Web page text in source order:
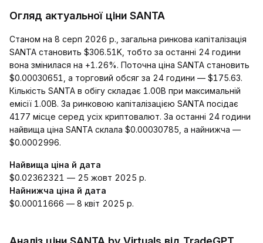
Огляд актуальної ціни SANTA
Станом на 8 серп 2026 р., загальна ринкова капіталізація
SANTA становить $306.51K, тобто за останні 24 години
вона змінилася на +1.26%. Поточна ціна SANTA становить
$0.00030651, а торговий обсяг за 24 години — $175.63.
Кількість SANTA в обігу складає 1.00B при максимальній
емісії 1.00B. За ринковою капіталізацією SANTA посідає
4177 місце серед усіх криптовалют. За останні 24 години
найвища ціна SANTA склала $0.00030785, а найнижча —
$0.0002996.
Найвища ціна й дата
$0.02362321 — 25 жовт 2025 р.
Найнижча ціна й дата
$0.00011666 — 8 квіт 2025 р.